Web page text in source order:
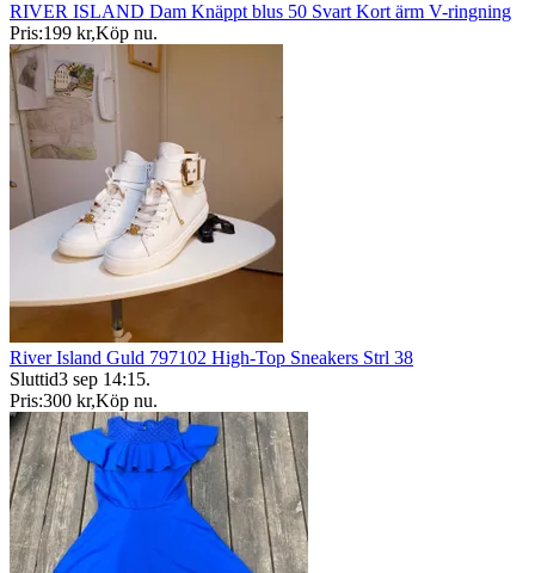
RIVER ISLAND Dam Knäppt blus 50 Svart Kort ärm V-ringning
Pris:199 kr,Köp nu.
River Island Guld 797102 High-Top Sneakers Strl 38
Sluttid3 sep 14:15.
Pris:300 kr,Köp nu.